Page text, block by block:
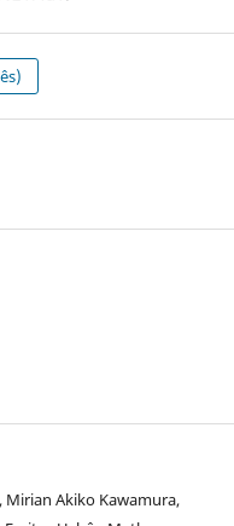
Akiko Kawamura,